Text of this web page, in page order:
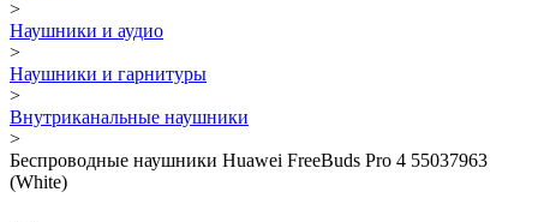
>
Наушники и аудио
>
Наушники и гарнитуры
>
Внутриканальные наушники
>
Беспроводные наушники Huawei FreeBuds Pro 4 55037963
(White)